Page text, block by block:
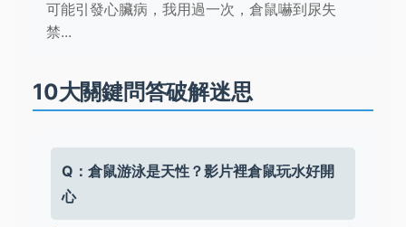
可能引發心臟病，我用過一次，倉鼠嚇到尿失
禁...
10大關鍵問答破解迷思
Q：倉鼠游泳是天性？影片裡倉鼠玩水好開
心